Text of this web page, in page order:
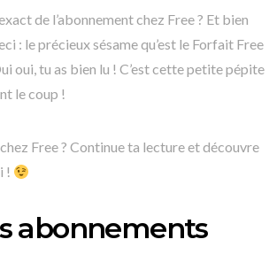
de l’abonnement chez Free ? Et bien
: le précieux sésame qu’est le Forfait Free
oui, tu as bien lu ! C’est cette petite pépite
le coup !
Free ? Continue ta lecture et découvre
!
abonnements